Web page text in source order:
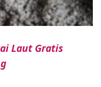
Laut Gratis